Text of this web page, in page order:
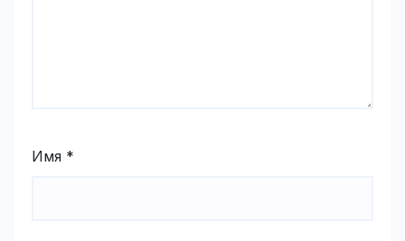
Имя *